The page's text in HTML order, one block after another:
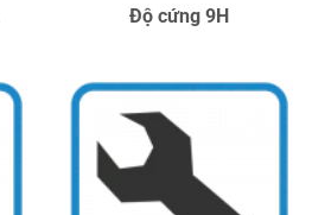
Độ cứng 9H